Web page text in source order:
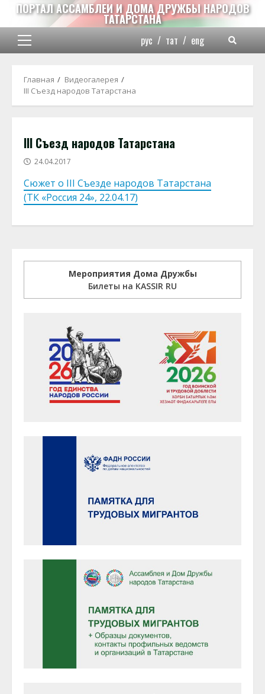
Перейти
содержимому
ПОРТАЛ АССАМБЛЕИ И ДОМА ДРУЖБЫ НАРОДОВ
ТАТАРСТАНА
Основное
рус / тат / eng
Главная
Видеогалерея
III Съезд народов Татарстана
III Съезд народов Татарстана
24.04.2017
Сюжет о III Съезде народов Татарстана
(ТК «Россия 24», 22.04.17)
Мероприятия Дома Дружбы
Билеты на KASSIR RU